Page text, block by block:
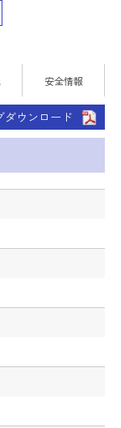
安全情報
ダウンロード